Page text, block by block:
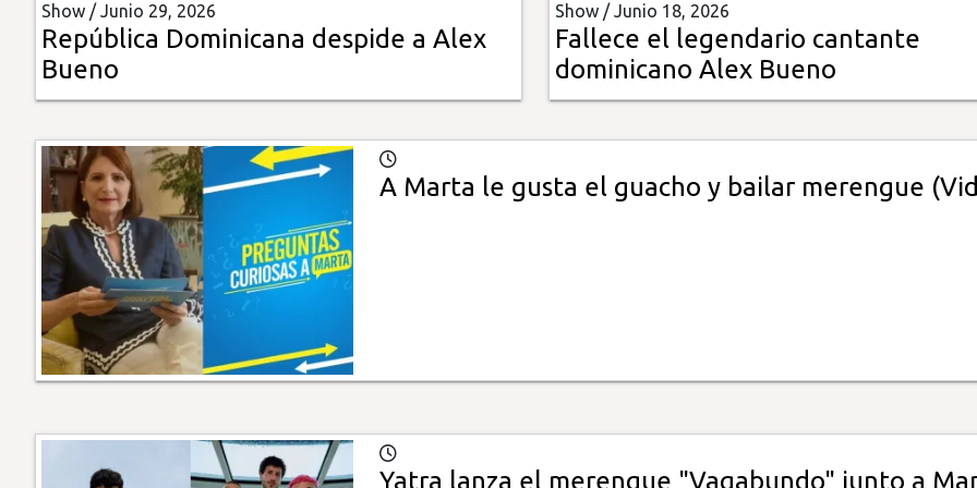
Multimedia
Impreso
Show /Junio 29, 2026
República Dominicana despide a Alex
Bueno
Show /Junio 18, 2026
Fallece el legendario cantante
dominicano Alex Bueno
A Marta le gusta el guacho y bailar merengue
Yatra lanza el merengue "Vagabundo" junto a